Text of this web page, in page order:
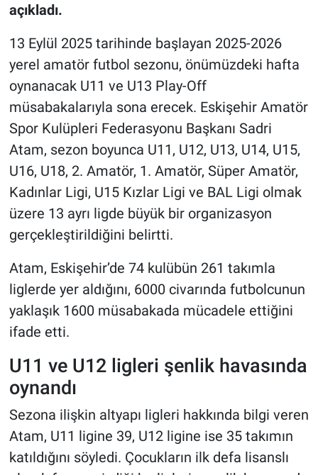
açıkladı.
13 Eylül 2025 tarihinde başlayan 2025-2026
yerel amatör futbol sezonu, önümüzdeki hafta
oynanacak U11 ve U13 Play-Off
müsabakalarıyla sona erecek. Eskişehir Amatör
Spor Kulüpleri Federasyonu Başkanı Sadri
Atam, sezon boyunca U11, U12, U13, U14, U15,
U16, U18, 2. Amatör, 1. Amatör, Süper Amatör,
Kadınlar Ligi, U15 Kızlar Ligi ve BAL Ligi olmak
üzere 13 ayrı ligde büyük bir organizasyon
gerçekleştirildiğini belirtti.
Atam, Eskişehir’de 74 kulübün 261 takımla
liglerde yer aldığını, 6000 civarında futbolcunun
yaklaşık 1600 müsabakada mücadele ettiğini
ifade etti.
U11 ve U12 ligleri şenlik havasında
oynandı
Sezona ilişkin altyapı ligleri hakkında bilgi veren
Atam, U11 ligine 39, U12 ligine ise 35 takımın
katıldığını söyledi. Çocukların ilk defa lisanslı